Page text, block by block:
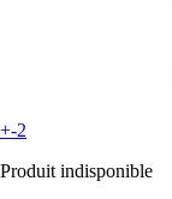
+-2
Produit indisponible